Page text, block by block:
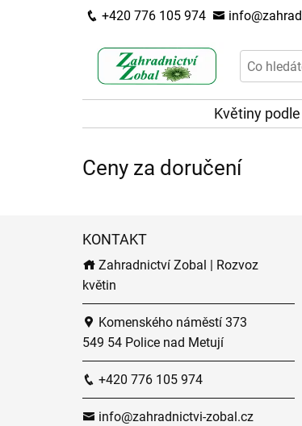
+420 776 105 974
Květiny
Ceny za doručení
KONTAKT
Zahradnictví Zobal | Rozvoz
květin
Komenského náměstí 373
549 54 Police nad Metují
+420 776 105 974
info@zahradnictvi-zobal.cz